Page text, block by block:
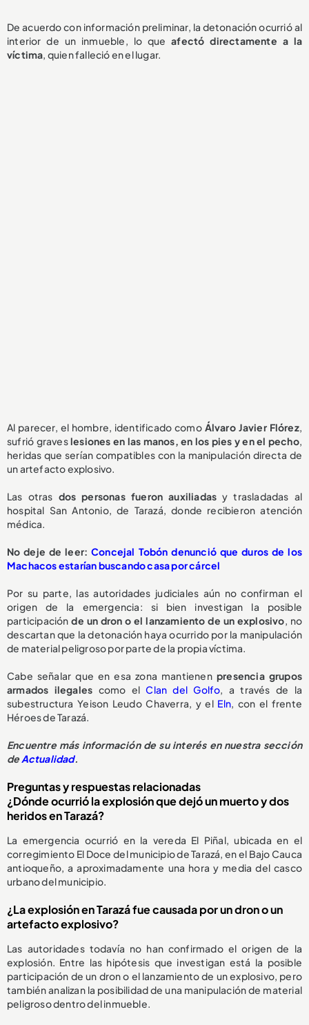
De acuerdo con información preliminar, la detonación ocurrió al
interior de un inmueble, lo queafectó directamente a la
víctima, quien falleció en el lugar.
Al parecer, el hombre, identificado como Álvaro Javier Flórez,
sufrió graveslesiones en las manos, en los pies y en el pecho,
heridas que serían compatibles con la manipulación directa de
un artefacto explosivo.
Las otras dos personas fueron auxiliadas y trasladadas al
hospital San Antonio, de Tarazá, donde recibieron atención
médica.
No deje de leer: Concejal Tobón denunció que duros de los
Machacos estarían buscando casa por cárcel
Por su parte, las autoridades judiciales aún no confirman el
origen de la emergencia: si bien investigan la posible
participaciónde un dron o el lanzamiento de un explosivo, no
descartan que la detonación haya ocurrido por la manipulación
de material peligroso por parte de la propia víctima.
Cabe señalar que en esa zona mantienen presencia grupos
armados ilegales como elClan del Golfo, a través de la
subestructura Yeison Leudo Chaverra, y el Eln, con el frente
Héroes de Tarazá.
Encuentre más información de su interés en nuestra sección
deActualidad.
Preguntas y respuestas relacionadas
¿Dónde ocurrió la explosión que dejó un muerto y dos
heridos en Tarazá?
La emergencia ocurrió en la vereda El Piñal, ubicada en el
corregimiento El Doce del municipio de Tarazá, en el Bajo Cauca
antioqueño, a aproximadamente una hora y media del casco
urbano del municipio.
¿La explosión en Tarazá fue causada por un dron o un
artefacto explosivo?
Las autoridades todavía no han confirmado el origen de la
explosión. Entre las hipótesis que investigan está la posible
participación de un dron o el lanzamiento de un explosivo, pero
también analizan la posibilidad de una manipulación de material
peligroso dentro del inmueble.